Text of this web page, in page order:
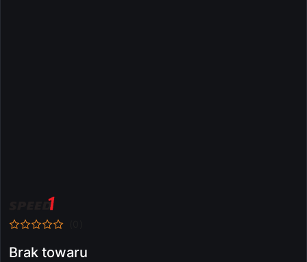
PRODUCENTA:
SPEED1
Brak towaru